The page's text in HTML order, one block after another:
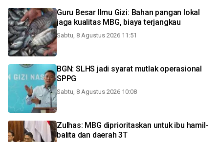
Guru Besar Ilmu Gizi: Bahan pangan lokal
jaga kualitas MBG, biaya terjangkau
Sabtu, 8 Agustus 2026 11:51
BGN: SLHS jadi syarat mutlak operasional
SPPG
Sabtu, 8 Agustus 2026 10:08
Zulhas: MBG diprioritaskan untuk ibu hamil-
balita dan daerah 3T